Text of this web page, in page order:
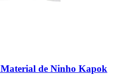
Material de Ninho Kapok